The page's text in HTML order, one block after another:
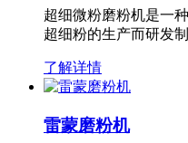
超细微粉磨粉机是一
超细粉的生产而研发
了解详情
雷蒙磨粉机